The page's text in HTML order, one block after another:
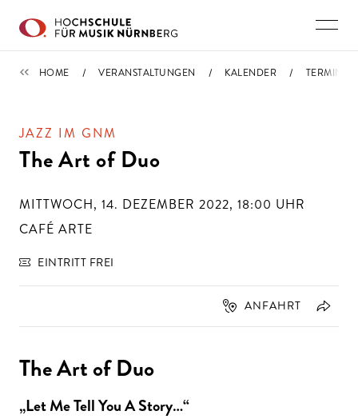
TERMINE
HOME VERANSTALTUNGEN KALENDER TERMIN
JAZZ IM GNM
The Art of Duo
MITTWOCH, 14. DEZEMBER 2022, 18:00 UHR
CAFÉ ARTE
EINTRITT FREI
ANFAHRT
The Art of Duo
„Let Me Tell You A Story…“